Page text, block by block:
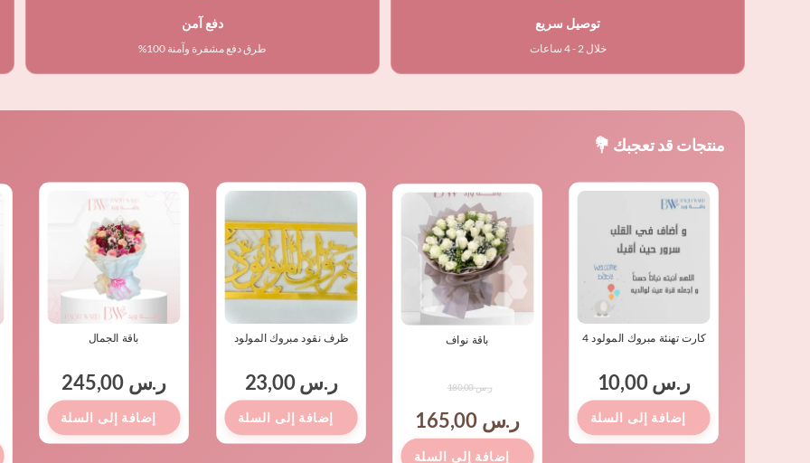
توصيل سريع
خلال 2 - 4 ساعات
دفع آمن
طرق دفع مشفرة وآمنة 100%
منتجات قد تعجبك 💐
كارت تهنئة مبروك المولود 4
ر.س10,00
باقة نواف
ر.س180,00
السعر
الأصلي
هو:
ر.س 180,00.
ر.س 165,00
السعر
الحالي
ظرف نقود مبروك المولود
ر.س23,00
باقة الجمال
ر.س